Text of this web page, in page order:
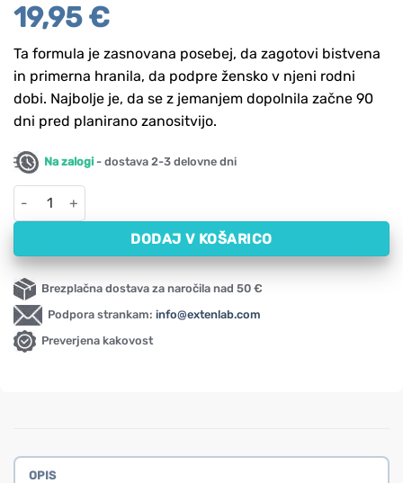
19,95€
Ta formula je zasnovana posebej, da zagotovi bistvena
in primerna hranila, da podpre žensko v njeni rodni
dobi. Najbolje je, da se z jemanjem dopolnila začne 90
dni pred planirano zanositvijo.
Na zalogi - dostava 2-3 delovne dni
Podpora za zanositev in plodnost za ženske Viridian (60
DODAJ V KOŠARICO
Brezplačna dostava za naročila nad 50 €
Podpora strankam: info@extenlab.com
Preverjena kakovost
OPIS